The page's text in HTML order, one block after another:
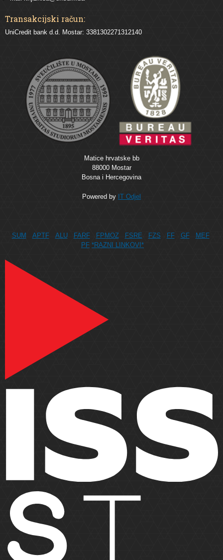
Transakcijski račun:
UniCredit bank d.d. Mostar: 3381302271312140
Matice hrvatske bb
88000 Mostar
Bosna i Hercegovina
Powered by IT Odjel
SUM APTF ALU FARF FPMOZ FSRE FZS FF GF
MEF
PF *RAZNI LINKOVI*